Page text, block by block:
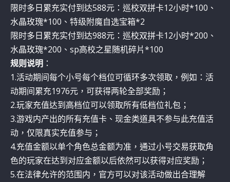
限时多日累充实付到达588元：巡校双拼卡12小时*100、
水晶玫瑰*100、特级附魔自选宝箱*2
限时多日累充实付到达988元：巡校双拼卡12小时*200、
水晶玫瑰*200、sp高校之星随机碎片*100
规则说明 ：
1.活动期间每个小号每个档位可循环多次领取，例如：活
动期间累充1976元，可获得两轮全部奖励；
2.玩家充值达到高档位可以领取所有低档位礼包；
3.游戏内产出的所有充值卡、现金类道具不参与此充值活
动，仅限真实充值参与；
4.充值金额以单个角色总金额为准，通过小号交易获取角
色的玩家在达到对应金额以后依然可以获得对应奖励；
5.在法律允许的范围内，官方可以对该活动做出合理解